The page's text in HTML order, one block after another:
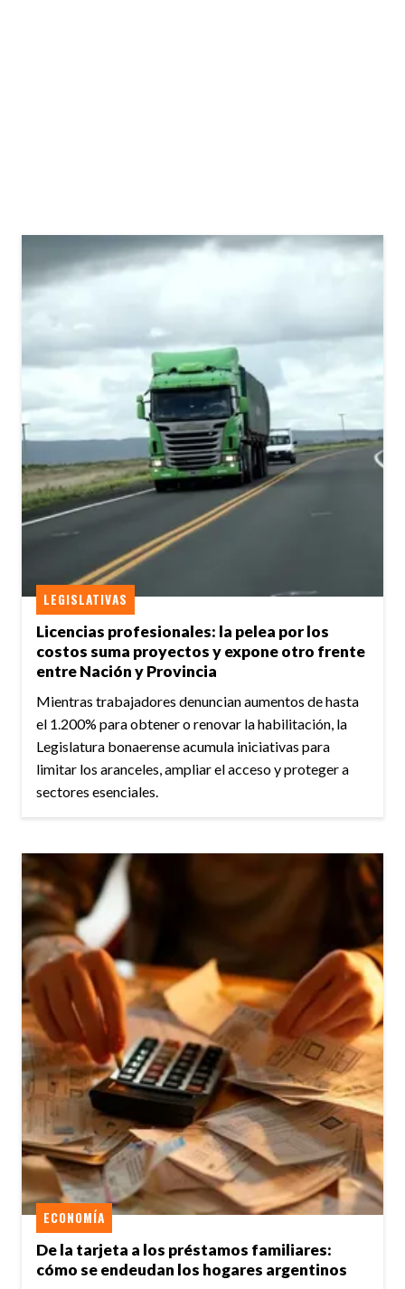
Licencias profesionales: la pelea por los
costos suma proyectos y expone otro frente
entre Nación y Provincia
LEGISLATIVAS
Mientras trabajadores denuncian aumentos de hasta
el 1.200% para obtener o renovar la habilitación, la
Legislatura bonaerense acumula iniciativas para
limitar los aranceles, ampliar el acceso y proteger a
sectores esenciales.
De la tarjeta a los préstamos familiares:
cómo se endeudan los hogares argentinos
ECONOMÍA